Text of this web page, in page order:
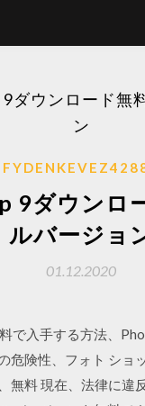
ダウンロード無
ン
9ダウンロ
ルバージョ
01.12.2020
で入手する方法、
危険性、フォト ショ
無料 現在、法律に違